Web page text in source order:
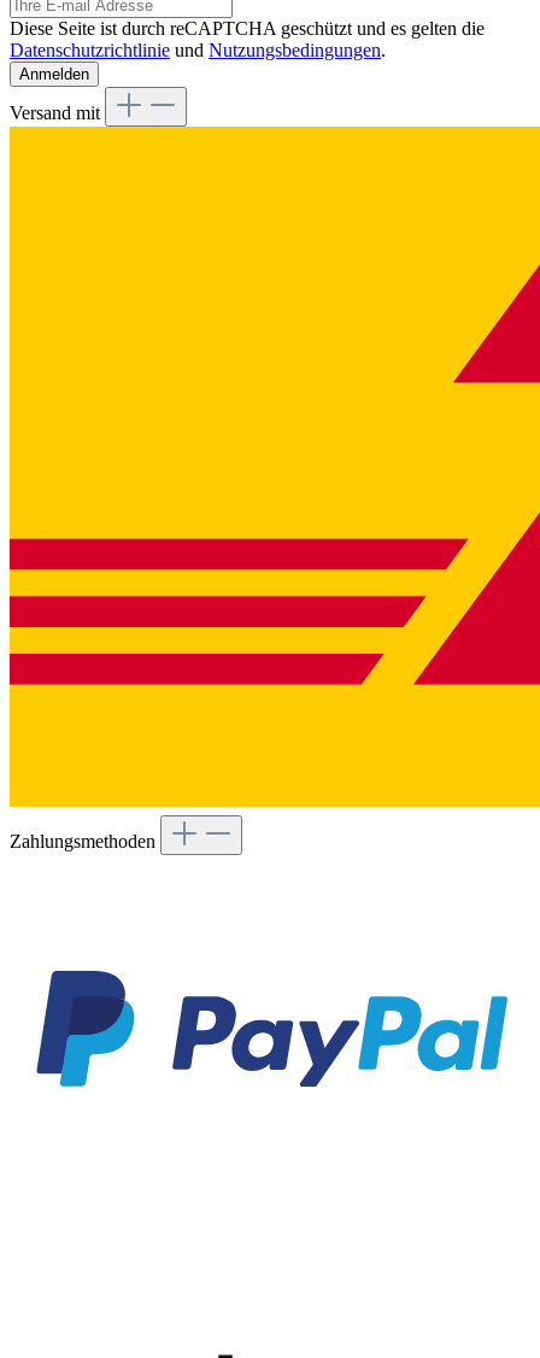
Diese Seite ist durch reCAPTCHA geschützt und es gelten die
Datenschutzrichtlinie und Nutzungsbedingungen.
Anmelden
Versand mit
Zahlungsmethoden